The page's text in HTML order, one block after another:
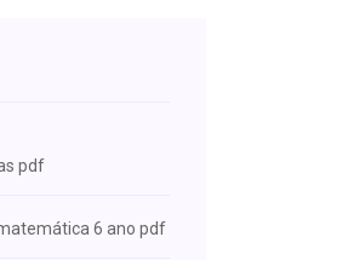
pdf
6 ano pdf